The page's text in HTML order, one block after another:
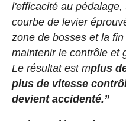
l'efficacité au
courbe de levier
zone de bosses et la
maintenir le contrôle et
Le résultat est mplus
plus de vitesse
devient accidenté.”